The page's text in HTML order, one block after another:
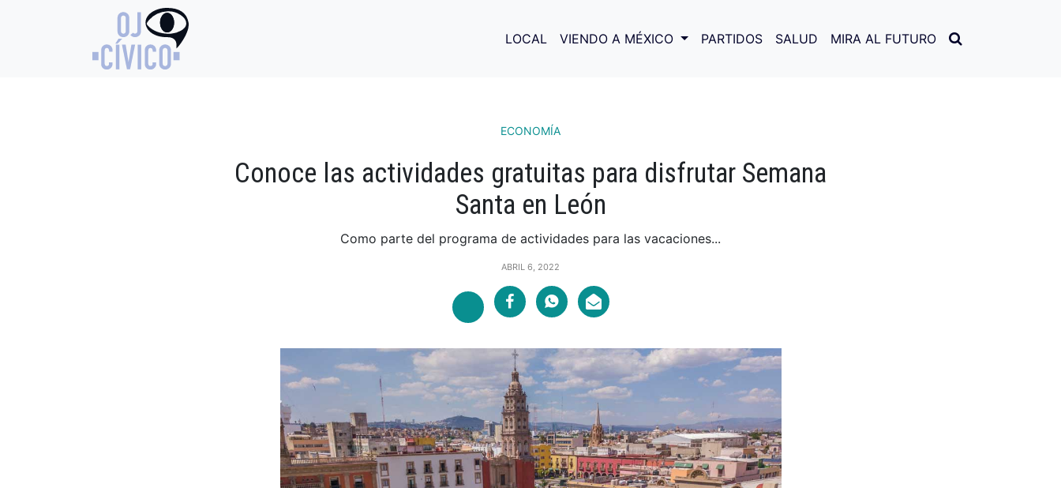
LOCAL VIENDO A MÉXICO PARTIDOS SALUD MIRA AL FUTURO
ECONOMÍA
Conoce las actividades gratuitas para disfrutar Semana
Santa en León
Como parte del programa de actividades para las vacaciones...
ABRIL 6, 2022